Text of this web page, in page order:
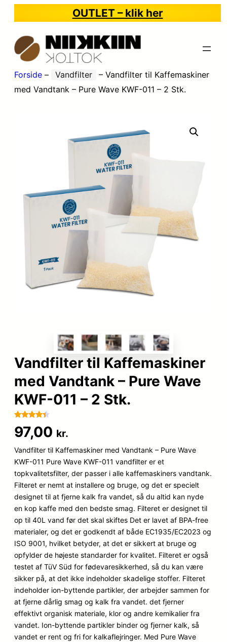
OUTLET – klik her
Forside – Vandfilter – Vandfilter til Kaffemaskiner
med Vandtank – Pure Wave KWF-011 – 2 Stk.
Vandfilter til Kaffemaskiner
med Vandtank – Pure Wave
KWF-011 – 2 Stk.
som4.3
ud af 5
kundebedø
mmelser
97,00 kr.
Vandfilter til Kaffemaskiner med Vandtank – Pure Wave
KWF-011 Pure Wave KWF-011 vandfilter er et
topkvalitetsfilter, der passer i alle kaffemaskiners vandtank.
Filteret er nemt at installere og bruge, og det er specielt
designet til at fjerne kalk fra vandet, så du altid kan nyde
en kop kaffe med den bedste smag. Filteret er designet til
op til 40L vand før det skal skiftes Det er lavet af BPA-free
materialer, og det er godkendt af både EC1935/EC2023 og
ISO 9001, hvilket betyder, at det er sikkert at bruge og
opfylder de højeste standarder for kvalitet. Filteret er også
testet af TüV Süd for fødevaresikkerhed, så du kan være
sikker på, at det ikke indeholder skadelige stoffer. Filteret
indeholder ion-byttende partikler, der arbejder sammen for
at fjerne dårlig smag og kalk fra vandet. det fjerner
effektivt organisk materiale, klor og andre kemikalier fra
vandet. Ion-byttende partikler binder og fjerner kalk, så
vandet er rent og fri for kalkaflejringer. Med Pure Wave